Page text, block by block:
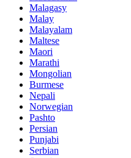
Malagasy
Malay
Malayalam
Maltese
Maori
Marathi
Mongolian
Burmese
Nepali
Norwegian
Pashto
Persian
Punjabi
Serbian